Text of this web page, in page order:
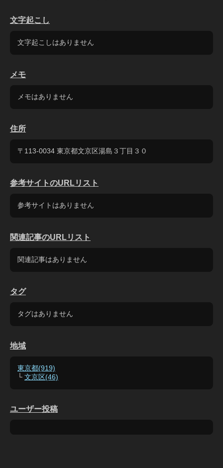
文字起こし
文字起こしはありません
メモ
メモはありません
住所
〒113-0034 東京都文京区湯島３丁目３０
参考サイトのURLリスト
参考サイトはありません
関連記事のURLリスト
関連記事はありません
タグ
タグはありません
地域
東京都(919)
└ 文京区(46)
ユーザー投稿